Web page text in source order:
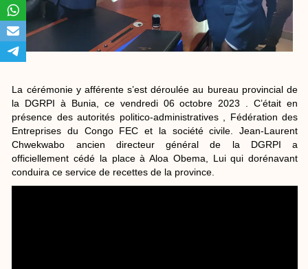
La cérémonie y afférente s’est déroulée au bureau provincial de
la DGRPI à Bunia, ce vendredi 06 octobre 2023 . C’était en
présence des autorités politico-administratives , Fédération des
Entreprises du Congo FEC et la société civile. Jean-Laurent
Chwekwabo ancien directeur général de la DGRPI a
officiellement cédé la place à Aloa Obema, Lui qui dorénavant
conduira ce service de recettes de la province.